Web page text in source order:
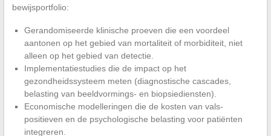
bewijsportfolio:
Gerandomiseerde klinische proeven die een voordeel
aantonen op het gebied van mortaliteit of morbiditeit, niet
alleen op het gebied van detectie.
Implementatiestudies die de impact op het
gezondheidssysteem meten (diagnostische cascades,
belasting van beeldvormings- en biopsiediensten).
Economische modelleringen die de kosten van vals-
positieven en de psychologische belasting voor patiënten
integreren.